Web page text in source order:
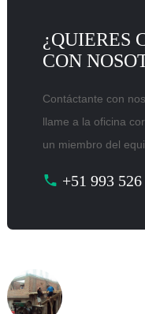
¿QUIERES
CON
Contáctante con
llame a la oficina
un miembro del
+51 993